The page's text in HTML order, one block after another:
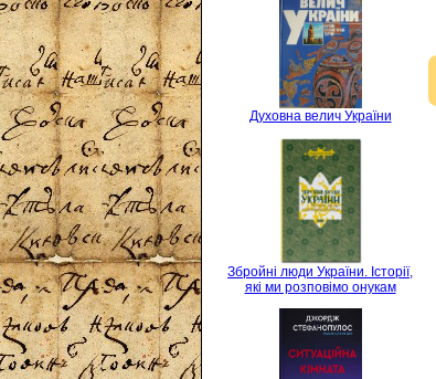
Духовна велич України
Збройні люди України. Історії,
які ми розповімо онукам